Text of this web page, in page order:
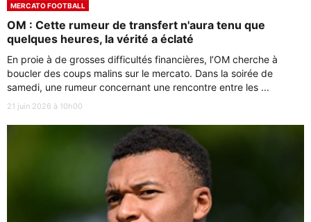
MERCATO FOOTBALL
OM : Cette rumeur de transfert n'aura tenu que
quelques heures, la vérité a éclaté
En proie à de grosses difficultés financières, l’OM cherche à
boucler des coups malins sur le mercato. Dans la soirée de
samedi, une rumeur concernant une rencontre entre les ...
21 juin 2026 à 10h00